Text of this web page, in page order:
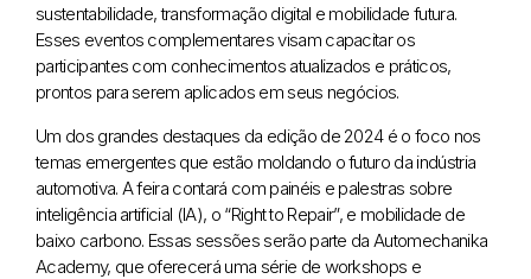
sustentabilidade, transformação digital e mobilidade futura.
Esses eventos complementares visam capacitar os
participantes com conhecimentos atualizados e práticos,
prontos para serem aplicados em seus negócios.
Um dos grandes destaques da edição de 2024 é o foco nos
temas emergentes que estão moldando o futuro da indústria
automotiva. A feira contará com painéis e palestras sobre
inteligência artificial (IA), o “Right to Repair”, e mobilidade de
baixo carbono. Essas sessões serão parte da Automechanika
Academy, que oferecerá uma série de workshops e